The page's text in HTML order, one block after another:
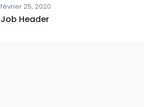
février 25, 2020
Job Header